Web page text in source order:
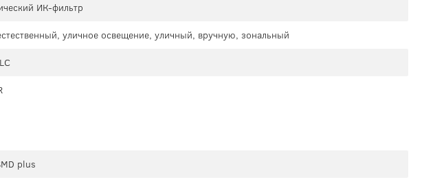
ИК-фильтр
уличное освещение, уличный, вручную, зональный
plus